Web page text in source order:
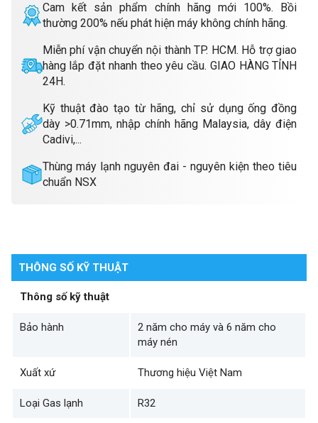
Cam kết sản phẩm chính hãng mới 100%. Bồi
thường 200% nếu phát hiện máy không chính hãng.
Miễn phí vận chuyển nội thành TP. HCM. Hỗ trợ giao
hàng lắp đặt nhanh theo yêu cầu. GIAO HÀNG TỈNH
24H.
Kỹ thuật đào tạo từ hãng, chỉ sử dụng ống đồng
dày >0.71mm, nhập chính hãng Malaysia, dây điện
Cadivi,...
Thùng máy lạnh nguyên đai - nguyên kiện theo tiêu
chuẩn NSX
THÔNG SỐ KỸ THUẬT
Thông số kỹ thuật
Bảo hành
2 năm cho máy và 6 năm cho
máy nén
Xuất xứ Thương hiệu Việt Nam
Loại Gas lạnh R32